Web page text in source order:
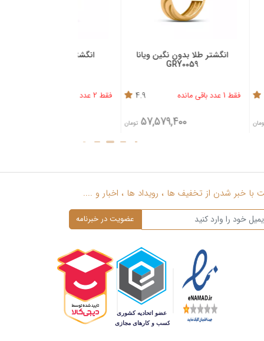
نگین ویانا
4.9
انگشتر طلا نگین دار لیانا
فقط 2 عدد باقی مانده 4.7
95,025,900
با خبر شدن از تخفیف ها ، رویداد ها ، اخبار و ....